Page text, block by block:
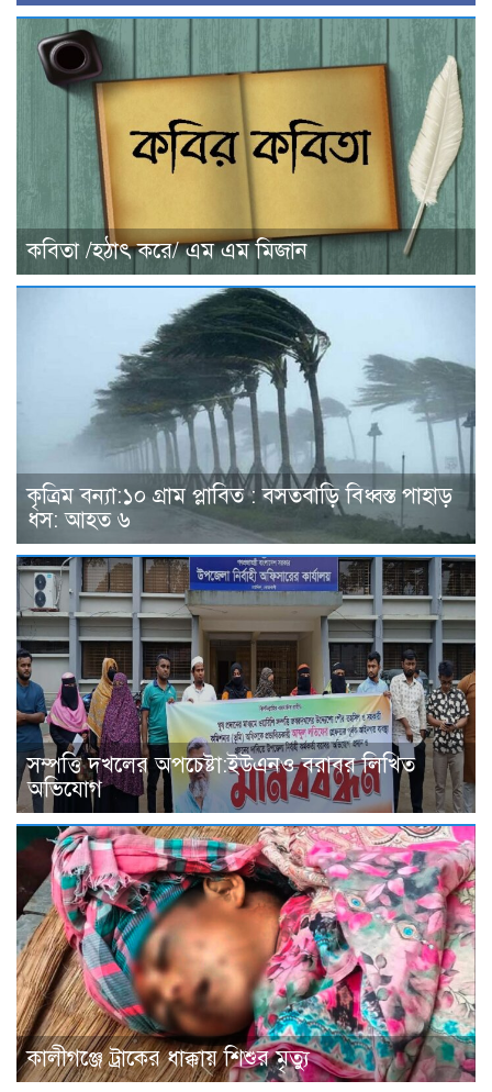
কবিতা /হঠাৎ করে/ এম এম মিজান
কৃত্রিম বন্যা:১০ গ্রাম প্লাবিত : বসতবাড়ি বিধ্বস্ত পাহাড়
ধস: আহত ৬
সম্পত্তি দখলের অপচেষ্টা:ইউএনও বরাবর লিখিত
অভিযোগ
কালীগঞ্জে ট্রাকের ধাক্কায় শিশুর মৃত্যু